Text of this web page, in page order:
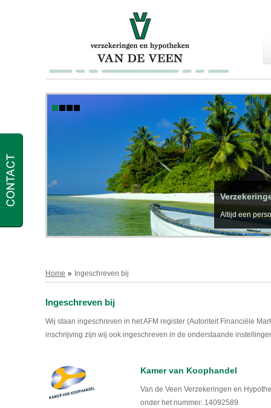
Altijd een
Home Ingeschreven bij
Ingeschreven bij
Wij staan ingeschreven in het AFM register (Autoriteit Financiële
inschrijving zijn wij ook ingeschreven in de onderstaande
Kamer van Koophandel
Van de Veen Verzekeringen en
onder het nummer: 14092589